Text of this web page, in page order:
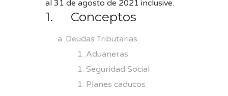
al 31 de agosto de 2021 inclusive.
1. Conceptos
Deudas Tributarias
Aduaneras
Seguridad Social
Planes caducos